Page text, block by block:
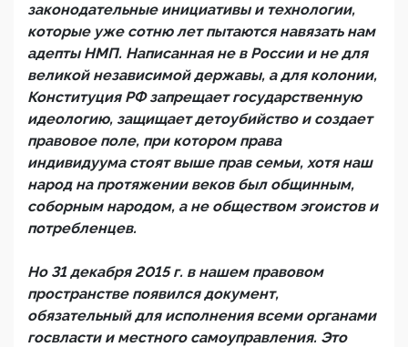
законодательные инициативы и технологии,
которые уже сотню лет пытаются навязать нам
адепты НМП. Написанная не в России и не для
великой независимой державы, а для колонии,
Конституция РФ запрещает государственную
идеологию, защищает детоубийство и создает
правовое поле, при котором права
индивидуума стоят выше прав семьи, хотя наш
народ на протяжении веков был общинным,
соборным народом, а не обществом эгоистов и
потребленцев.
Но 31 декабря 2015 г. в нашем правовом
пространстве появился документ,
обязательный для исполнения всеми органами
госвласти и местного самоуправления. Это